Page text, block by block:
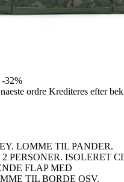
-32%
ordre Krediteres efter
LOMME TIL PANDER.
PERSONER. ISOLERET
FLAP MED
TIL BORDE OSV.